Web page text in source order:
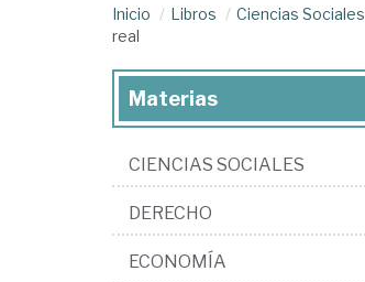
Inicio Libros Ciencias Sociales
real
Materias
CIENCIAS SOCIALES
DERECHO
ECONOMÍA